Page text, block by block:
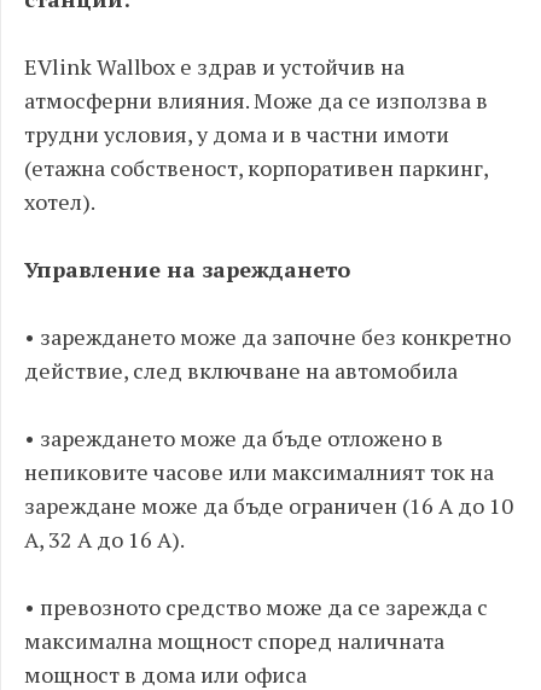
EVlink Wallbox е здрав и устойчив на
атмосферни влияния. Може да се използва в
трудни условия, у дома и в частни имоти
(етажна собственост, корпоративен паркинг,
хотел).
Управление на зареждането
• зареждането може да започне без конкретно
действие, след включване на автомобила
• зареждането може да бъде отложено в
непиковите часове или максималният ток на
зареждане може да бъде ограничен (16 A до 10
A, 32 A до 16 A).
• превозното средство може да се зарежда с
максимална мощност според наличната
мощност в дома или офиса